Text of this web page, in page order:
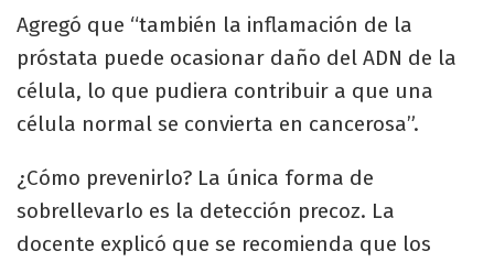
Agregó que “también la inflamación de la
próstata puede ocasionar daño del ADN de la
célula, lo que pudiera contribuir a que una
célula normal se convierta en cancerosa”.
¿Cómo prevenirlo? La única forma de
sobrellevarlo es la detección precoz. La
docente explicó que se recomienda que los